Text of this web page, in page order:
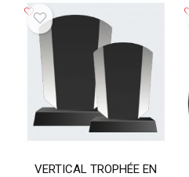
VERTICAL TROPHÉE EN